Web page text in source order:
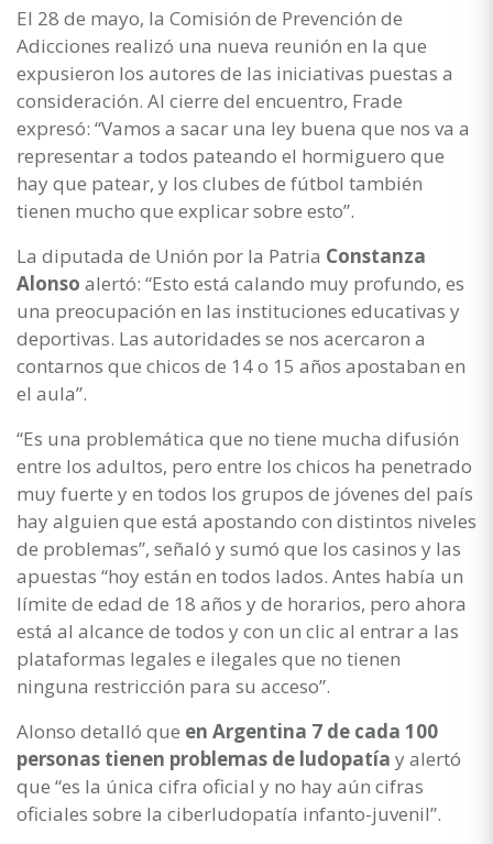
El 28 de mayo, la Comisión de Prevención de
Adicciones realizó una nueva reunión en la que
expusieron los autores de las iniciativas puestas a
consideración. Al cierre del encuentro, Frade
expresó: “Vamos a sacar una ley buena que nos va a
representar a todos pateando el hormiguero que
hay que patear, y los clubes de fútbol también
tienen mucho que explicar sobre esto”.
La diputada de Unión por la Patria Constanza
Alonso alertó: “Esto está calando muy profundo, es
una preocupación en las instituciones educativas y
deportivas. Las autoridades se nos acercaron a
contarnos que chicos de 14 o 15 años apostaban en
el aula”.
“Es una problemática que no tiene mucha difusión
entre los adultos, pero entre los chicos ha penetrado
muy fuerte y en todos los grupos de jóvenes del país
hay alguien que está apostando con distintos niveles
de problemas”, señaló y sumó que los casinos y las
apuestas “hoy están en todos lados. Antes había un
límite de edad de 18 años y de horarios, pero ahora
está al alcance de todos y con un clic al entrar a las
plataformas legales e ilegales que no tienen
ninguna restricción para su acceso”.
Alonso detalló que en Argentina 7 de cada 100
personas tienen problemas de ludopatía y alertó
que “es la única cifra oficial y no hay aún cifras
oficiales sobre la ciberludopatía infanto-juvenil”.